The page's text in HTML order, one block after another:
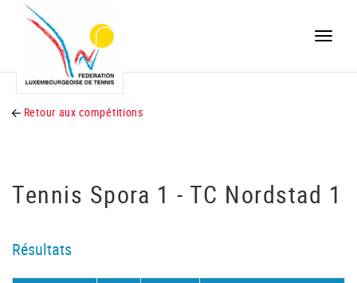
Toggle
Retour aux compétitions
Tennis Spora 1 - TC Nordstad 1
Résultats